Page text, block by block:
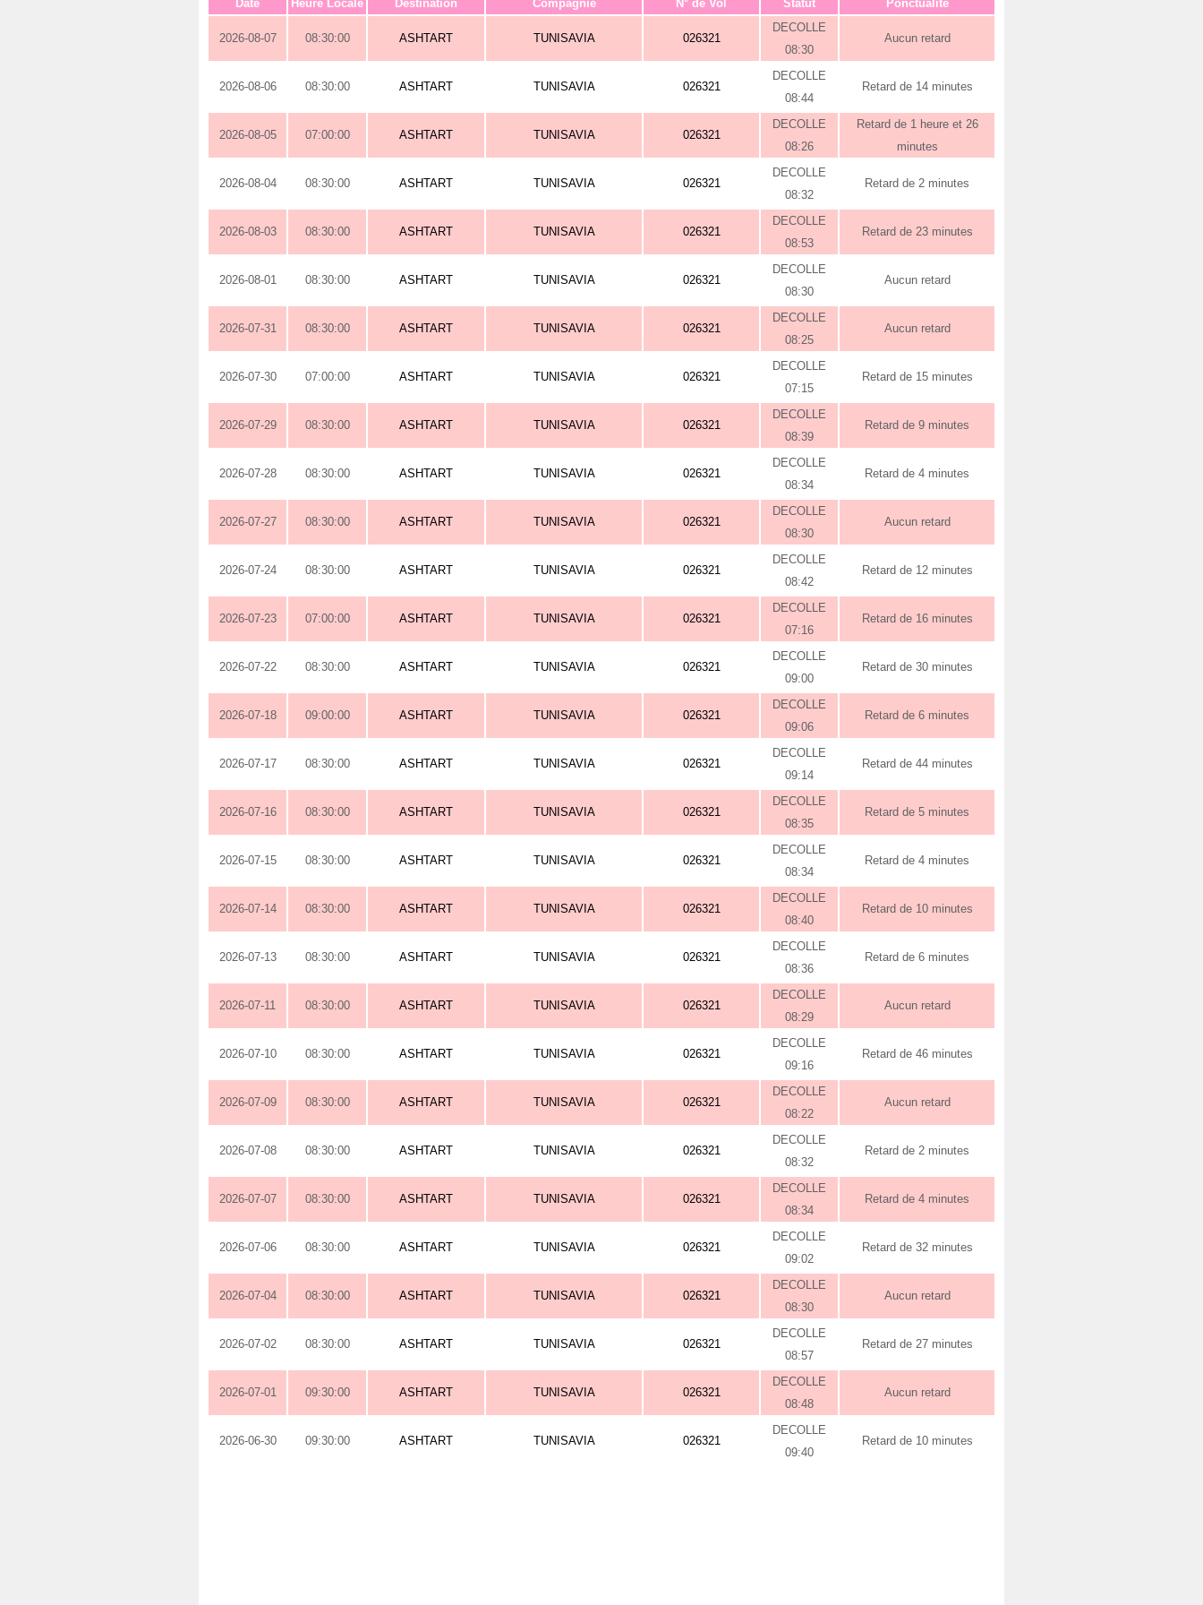
Date Heure Locale Destination Compagnie N° de Vol Statut Ponctualité
2026-08-07 08:30:00 ASHTART TUNISAVIA 026321
DECOLLE
08:30
Aucun retard
2026-08-06 08:30:00 ASHTART TUNISAVIA 026321
DECOLLE
08:44
Retard de 14 minutes
2026-08-05 07:00:00 ASHTART TUNISAVIA 026321
DECOLLE
08:26
Retard de 1 heure et 26
minutes
2026-08-04 08:30:00 ASHTART TUNISAVIA 026321
DECOLLE
08:32
Retard de 2 minutes
2026-08-03 08:30:00 ASHTART TUNISAVIA 026321
DECOLLE
08:53
Retard de 23 minutes
2026-08-01 08:30:00 ASHTART TUNISAVIA 026321
DECOLLE
08:30
Aucun retard
2026-07-31 08:30:00 ASHTART TUNISAVIA 026321
DECOLLE
08:25
Aucun retard
2026-07-30 07:00:00 ASHTART TUNISAVIA 026321
DECOLLE
07:15
Retard de 15 minutes
2026-07-29 08:30:00 ASHTART TUNISAVIA 026321
DECOLLE
08:39
Retard de 9 minutes
2026-07-28 08:30:00 ASHTART TUNISAVIA 026321
DECOLLE
08:34
Retard de 4 minutes
2026-07-27 08:30:00 ASHTART TUNISAVIA 026321
DECOLLE
08:30
Aucun retard
2026-07-24 08:30:00 ASHTART TUNISAVIA 026321
DECOLLE
08:42
Retard de 12 minutes
2026-07-23 07:00:00 ASHTART TUNISAVIA 026321
DECOLLE
07:16
Retard de 16 minutes
2026-07-22 08:30:00 ASHTART TUNISAVIA 026321
DECOLLE
09:00
Retard de 30 minutes
2026-07-18 09:00:00 ASHTART TUNISAVIA 026321
DECOLLE
09:06
Retard de 6 minutes
2026-07-17 08:30:00 ASHTART TUNISAVIA 026321
DECOLLE
09:14
Retard de 44 minutes
2026-07-16 08:30:00 ASHTART TUNISAVIA 026321
DECOLLE
08:35
Retard de 5 minutes
2026-07-15 08:30:00 ASHTART TUNISAVIA 026321
DECOLLE
08:34
Retard de 4 minutes
2026-07-14 08:30:00 ASHTART TUNISAVIA 026321
DECOLLE
08:40
Retard de 10 minutes
2026-07-13 08:30:00 ASHTART TUNISAVIA 026321
DECOLLE
08:36
Retard de 6 minutes
2026-07-11 08:30:00 ASHTART TUNISAVIA 026321
DECOLLE
08:29
Aucun retard
2026-07-10 08:30:00 ASHTART TUNISAVIA 026321
DECOLLE
09:16
Retard de 46 minutes
2026-07-09 08:30:00 ASHTART TUNISAVIA 026321
DECOLLE
08:22
Aucun retard
2026-07-08 08:30:00 ASHTART TUNISAVIA 026321
DECOLLE
08:32
Retard de 2 minutes
2026-07-07 08:30:00 ASHTART TUNISAVIA 026321
DECOLLE
08:34
Retard de 4 minutes
2026-07-06 08:30:00 ASHTART TUNISAVIA 026321
DECOLLE
09:02
Retard de 32 minutes
2026-07-04 08:30:00 ASHTART TUNISAVIA 026321
DECOLLE
08:30
Aucun retard
2026-07-02 08:30:00 ASHTART TUNISAVIA 026321
DECOLLE
08:57
Retard de 27 minutes
2026-07-01 09:30:00 ASHTART TUNISAVIA 026321
DECOLLE
08:48
Aucun retard
2026-06-30 09:30:00 ASHTART TUNISAVIA 026321
DECOLLE
09:40
Retard de 10 minutes